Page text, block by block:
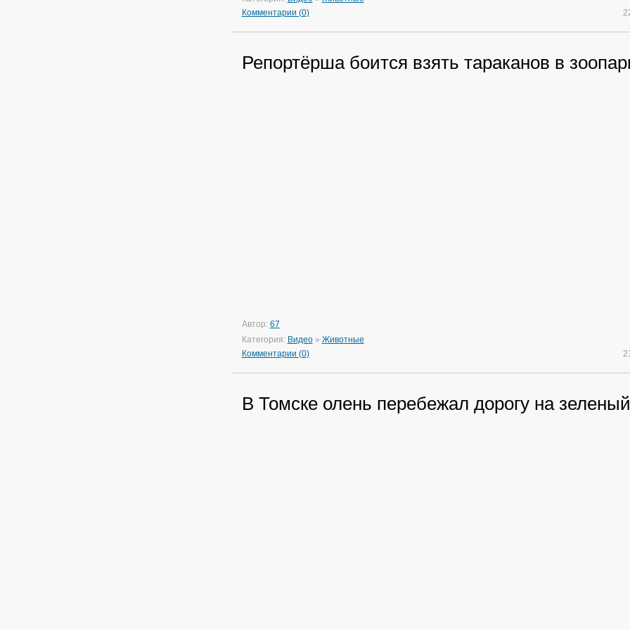
Комментарии (0)
Репортёрша боится взять тараканов в
Автор: 67
Категория: Видео» Животные
Комментарии (0)
В Томске олень перебежал дорогу на